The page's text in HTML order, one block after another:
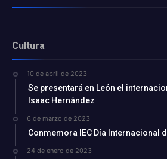
Cultura
10 de abril de 2023
Se presentará en León el
Isaac Hernández
6 de marzo de 2023
Conmemora IEC Día Internacional
24 de enero de 2023